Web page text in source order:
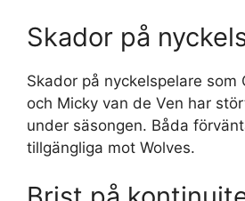
Skador på
Skador på nyckelspelare som
och Micky van de Ven har
under säsongen. Båda
tillgängliga mot Wolves.